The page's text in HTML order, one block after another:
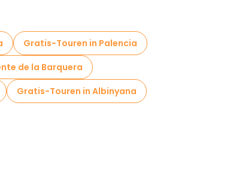
Gratis-Touren in Palencia
de la Barquera
Gratis-Touren in Albinyana